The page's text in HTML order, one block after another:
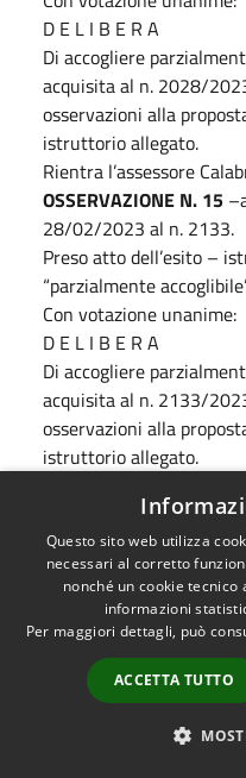
D E L I B E R A
Di accogliere
acquisita al n. 2028/
osservazioni alla
istruttorio allegato.
Rientra l’assessore
OSSERVAZIONE N. 15
28/02/2023 al n. 2133.
Preso atto dell’esito –
“parzialmente
Con votazione unanime:
D E L I B E R A
Di accogliere
acquisita al n. 2133/
osservazioni alla
istruttorio allegato.
28/02/2023 al n. 2142.
Preso atto dell’esito –
“parzialmente
Con votazione unanime:
D E L I B E R A
Di accogliere
acquisita al n. 2142/
istruttorio allegato.
Questo sito web utilizza
necessari al corretto
nonché un cookie
informazioni
Per maggiori dettagli, può
ACCETTA TUTTO